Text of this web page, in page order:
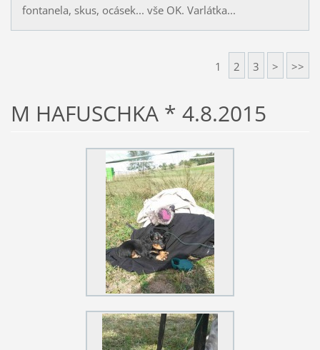
fontanela, skus, ocásek... vše OK. Varlátka...
1 2 3 > >>
M HAFUSCHKA * 4.8.2015